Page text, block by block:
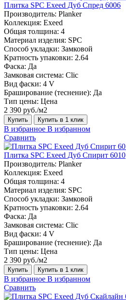
Плитка SPC Exeed Дуб Спред 6006
Производитель: Planker
Коллекция: Exeed
Общая толщина: 4
Материал изделия: SPC
Способ укладки: Замковой
Кратность упаковки: 2.64
Фаска: Да
Замковая система: Сlic
Вид фаски: 4 V
Браширование (теснение): Да
Тип цены: Цена
2 390 руб./м2
Купить Купить в 1 клик
В избранное В избранном
Сравнить
Плитка SPC Exeed Дуб Спирит 6010
Производитель: Planker
Коллекция: Exeed
Общая толщина: 4
Материал изделия: SPC
Способ укладки: Замковой
Кратность упаковки: 2.64
Фаска: Да
Замковая система: Сlic
Вид фаски: 4 V
Браширование (теснение): Да
Тип цены: Цена
2 390 руб./м2
Купить Купить в 1 клик
В избранное В избранном
Сравнить